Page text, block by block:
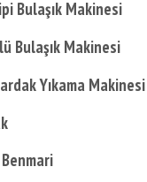
Bulaşık Makinesi
Bulaşık Makinesi
Yıkama Makinesi